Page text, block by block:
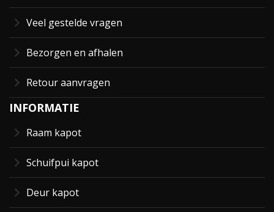
Veel gestelde vragen
Bezorgen en afhalen
Retour aanvragen
INFORMATIE
Raam kapot
Schuifpui kapot
Deur kapot